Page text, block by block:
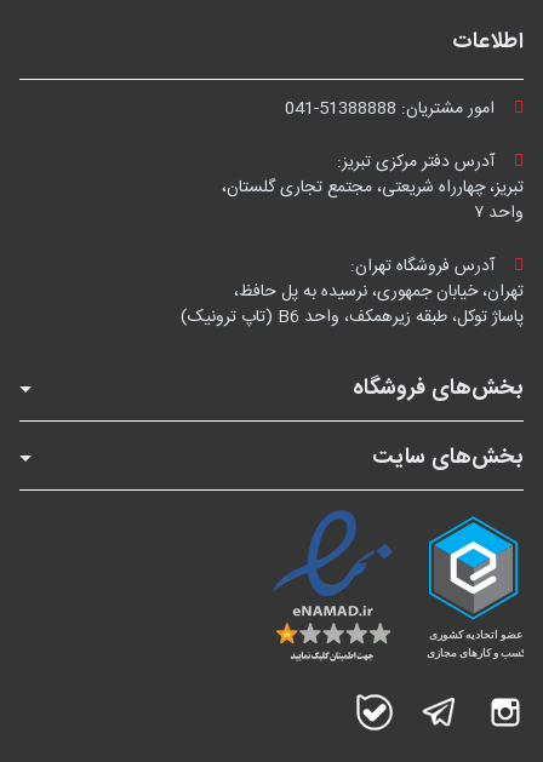
اطلاعات
امور مشتریان: 041-51388888
آدرس دفتر مرکزی تبریز:
تبریز، چهارراه شریعتی، مجتمع تجاری گلستان،
واحد ۷
آدرس فروشگاه تهران:
تهران، خیابان جمهوری، نرسیده به پل حافظ،
پاساژ توکل، طبقه زیرهمکف، واحد B6 (تاپ ترونیک)
بخش‌های فروشگاه
بخش‌های سایت
اینستاگرام تلگرام